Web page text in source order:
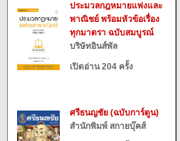
ประมวลกฎหมายแพ่งและ
พาณิชย์ พร้อมหัวข้อเรื่อง
ทุกมาตรา ฉบับสมบูรณ์
บริษัทอินส์พัล
เปิดอ่าน 204 ครั้ง
ศรีธนญชัย (ฉบับการ์ตูน)
สำนักพิมพ์ สกายบุ๊คส์